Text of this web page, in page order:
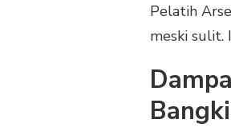
Pelatih
meski sulit.